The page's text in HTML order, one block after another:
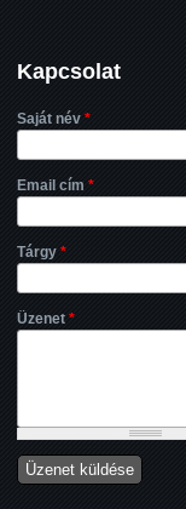
Kapcsolat
Saját név *
Email cím *
Tárgy *
Üzenet *